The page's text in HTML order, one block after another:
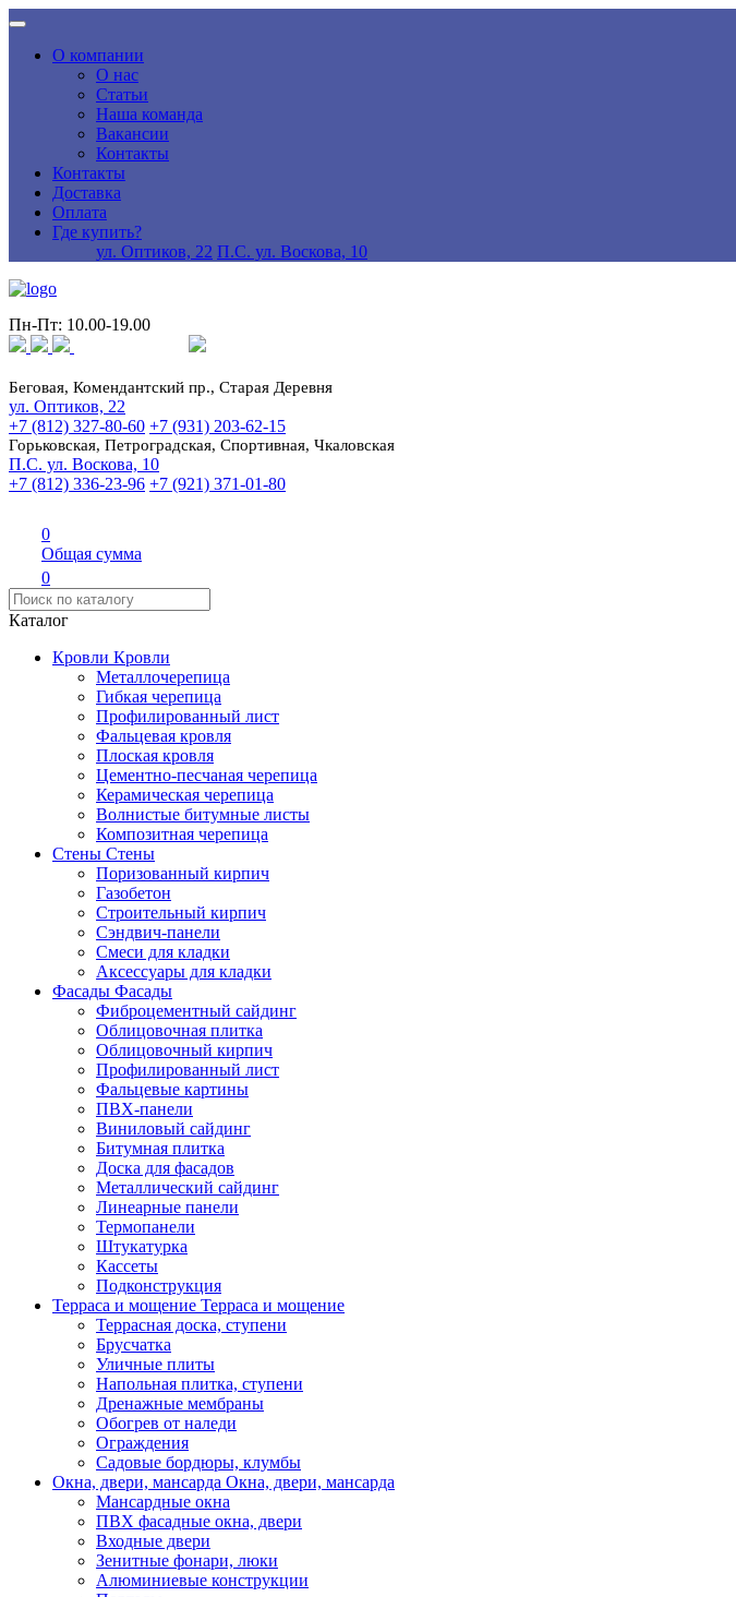
О компании
О нас
Статьи
Наша команда
Вакансии
Контакты
Контакты
Доставка
Оплата
Где купить?
ул. Оптиков, 22 П.С. ул. Воскова, 10
Пн-Пт: 10.00-19.00
Беговая, Комендантский пр., Старая Деревня
ул. Оптиков, 22
+7 (812) 327-80-60 +7 (931) 203-62-15
Горьковская, Петроградская, Спортивная, Чкаловская
П.С. ул. Воскова, 10
+7 (812) 336-23-96 +7 (921) 371-01-80
0
Общая сумма
0
Каталог
Кровли Кровли
Металлочерепица
Гибкая черепица
Профилированный лист
Фальцевая кровля
Плоская кровля
Цементно-песчаная черепица
Керамическая черепица
Волнистые битумные листы
Композитная черепица
Стены Стены
Поризованный кирпич
Газобетон
Строительный кирпич
Сэндвич-панели
Смеси для кладки
Аксессуары для кладки
Фасады Фасады
Фиброцементный сайдинг
Облицовочная плитка
Облицовочный кирпич
Профилированный лист
Фальцевые картины
ПВХ-панели
Виниловый сайдинг
Битумная плитка
Доска для фасадов
Металлический сайдинг
Линеарные панели
Термопанели
Штукатурка
Кассеты
Подконструкция
Терраса и мощение Терраса и мощение
Террасная доска, ступени
Брусчатка
Уличные плиты
Напольная плитка, ступени
Дренажные мембраны
Обогрев от наледи
Ограждения
Садовые бордюры, клумбы
Окна, двери, мансарда Окна, двери, мансарда
Мансардные окна
ПВХ фасадные окна, двери
Входные двери
Зенитные фонари, люки
Алюминиевые конструкции